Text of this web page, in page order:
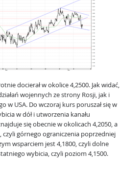
docierał w okolice 4,2500. Jak widać,
wojennych ze strony Rosji, jak i
w USA. Do wczoraj kurs poruszał się w
w dół i utworzenia kanału
się obecnie w okolicach 4,2050, a
górnego ograniczenia poprzedniej
wsparciem jest 4,1800, czyli dolne
wybicia, czyli poziom 4,1500.